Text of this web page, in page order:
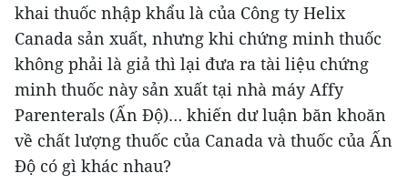
khai thuốc nhập khẩu là của Công ty Helix
Canada sản xuất, nhưng khi chứng minh thuốc
không phải là giả thì lại đưa ra tài liệu chứng
minh thuốc này sản xuất tại nhà máy Affy
Parenterals (Ấn Độ)… khiến dư luận băn khoăn
về chất lượng thuốc của Canada và thuốc của Ấn
Độ có gì khác nhau?